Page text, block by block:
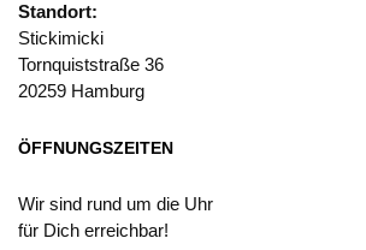
Standort:
Stickimicki
Tornquiststraße 36
20259 Hamburg
ÖFFNUNGSZEITEN
Wir sind rund um die Uhr
für Dich erreichbar!